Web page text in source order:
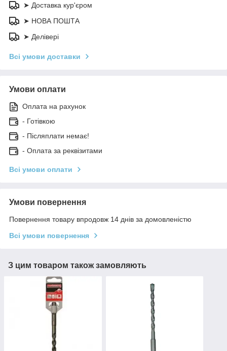
➤ Доставка кур'єром
➤ НОВА ПОШТА
➤ Делівері
Всі умови доставки
Умови оплати
Оплата на рахунок
- Готівкою
- Післяплати немає!
- Оплата за реквізитами
Всі умови оплати
Умови повернення
Повернення товару впродовж 14 днів за домовленістю
Всі умови повернення
З цим товаром також замовляють